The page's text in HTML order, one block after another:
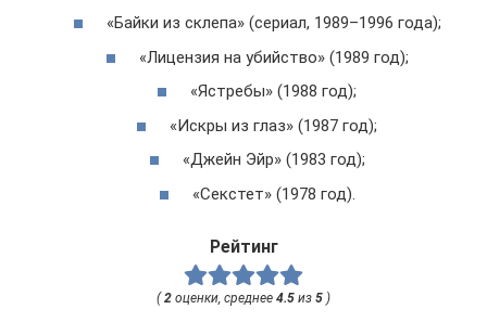
«Байки из склепа» (сериал, 1989–1996 года);
«Лицензия на убийство» (1989 год);
«Ястребы» (1988 год);
«Искры из глаз» (1987 год);
«Джейн Эйр» (1983 год);
«Секстет» (1978 год).
Рейтинг
(2 оценки, среднее 4.5 из 5 )